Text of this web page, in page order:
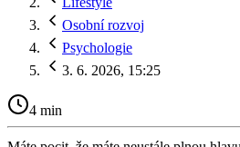
Osobní rozvoj
Psychologie
3. 6. 2026, 15:25
4 min